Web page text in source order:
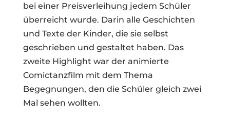
bei einer Preisverleihung jedem Schüler
überreicht wurde. Darin alle Geschichten
und Texte der Kinder, die sie selbst
geschrieben und gestaltet haben. Das
zweite Highlight war der animierte
Comictanzfilm mit dem Thema
Begegnungen, den die Schüler gleich zwei
Mal sehen wollten.